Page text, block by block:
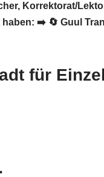
Korrektorat/
haben: ➡️ 🔄 Guul
für